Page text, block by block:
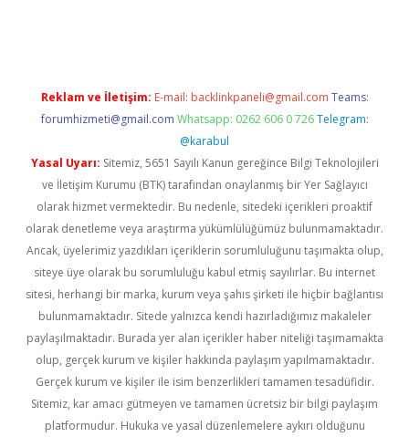
Reklam ve İletişim: E-mail: backlinkpaneli@gmail.com Teams:
forumhizmeti@gmail.com Whatsapp: 0262 606 0 726 Telegram:
@karabul
Yasal Uyarı: Sitemiz, 5651 Sayılı Kanun gereğince Bilgi Teknolojileri
ve İletişim Kurumu (BTK) tarafından onaylanmış bir Yer Sağlayıcı
olarak hizmet vermektedir. Bu nedenle, sitedeki içerikleri proaktif
olarak denetleme veya araştırma yükümlülüğümüz bulunmamaktadır.
Ancak, üyelerimiz yazdıkları içeriklerin sorumluluğunu taşımakta olup,
siteye üye olarak bu sorumluluğu kabul etmiş sayılırlar. Bu internet
sitesi, herhangi bir marka, kurum veya şahıs şirketi ile hiçbir bağlantısı
bulunmamaktadır. Sitede yalnızca kendi hazırladığımız makaleler
paylaşılmaktadır. Burada yer alan içerikler haber niteliği taşımamakta
olup, gerçek kurum ve kişiler hakkında paylaşım yapılmamaktadır.
Gerçek kurum ve kişiler ile isim benzerlikleri tamamen tesadüfidir.
Sitemiz, kar amacı gütmeyen ve tamamen ücretsiz bir bilgi paylaşım
platformudur. Hukuka ve yasal düzenlemelere aykırı olduğunu